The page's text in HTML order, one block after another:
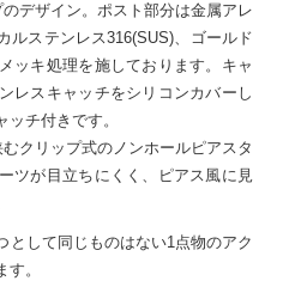
デザイン。ポスト部分は金属アレ
ルステンレス316(SUS)、ゴールド
ッキ処理を施しております。キャ
レスキャッチをシリコンカバーし
チ付きです。
クリップ式のノンホールピアスタ
ツが目立ちにくく、ピアス風に見
として同じものはない1点物のアク
。